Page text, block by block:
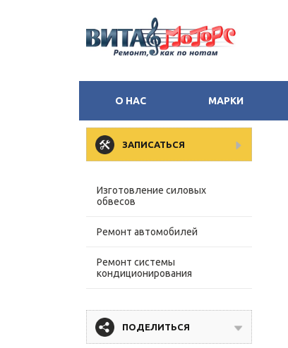
О НАС МАРКИ
ЗАПИСАТЬСЯ
Изготовление силовых
обвесов
Ремонт автомобилей
Ремонт системы
кондиционирования
ПОДЕЛИТЬСЯ